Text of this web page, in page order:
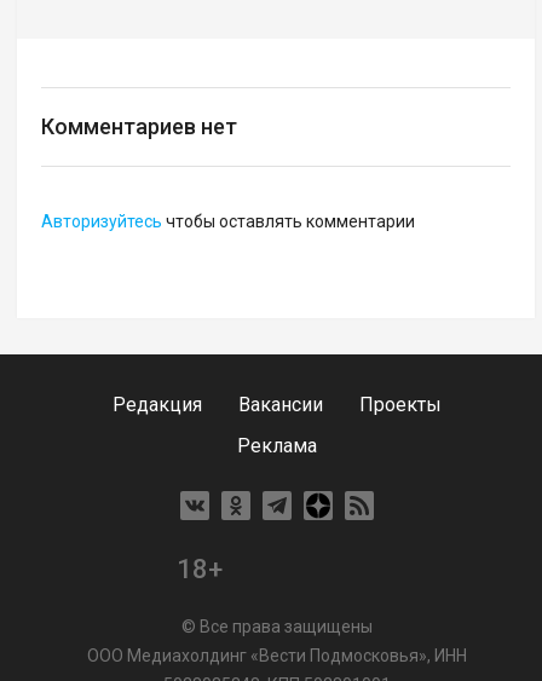
Комментариев нет
Авторизуйтесь чтобы оставлять комментарии
Редакция Вакансии
Проекты
Реклама
18+
© Все права защищены
ООО Медиахолдинг «Вести Подмосковья», ИНН